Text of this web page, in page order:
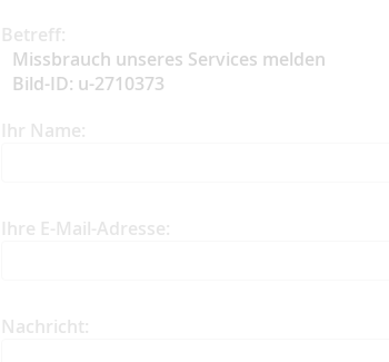
Betreff:
Missbrauch unseres Services melden
Bild-ID: u-2710373
Ihr Name:
Ihre E-Mail-Adresse:
Nachricht: